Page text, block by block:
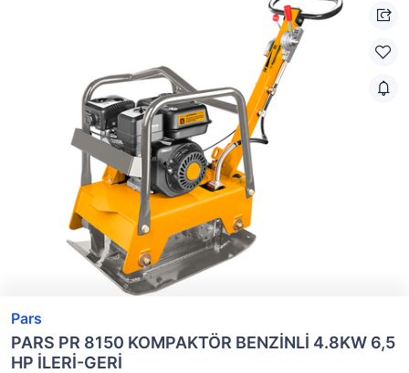
Pars
PARS PR 8150 KOMPAKTÖR BENZİNLİ 4.8KW 6,5
HP İLERİ-GERİ